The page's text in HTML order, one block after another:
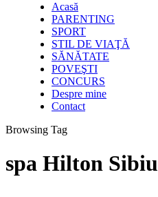
Acasă
PARENTING
SPORT
STIL DE VIAŢĂ
SĂNĂTATE
POVEŞTI
CONCURS
Despre mine
Contact
Browsing Tag
spa Hilton Sibiu